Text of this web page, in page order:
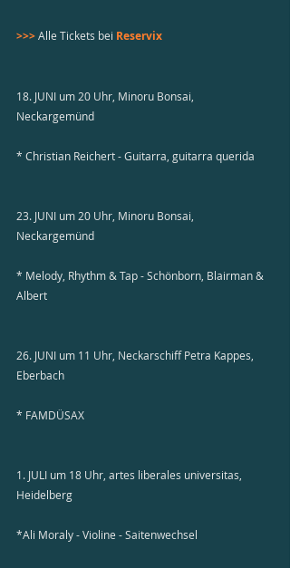
>>> Alle Tickets bei Reservix
18. JUNI um 20 Uhr, Minoru Bonsai,
Neckargemünd
* Christian Reichert - Guitarra, guitarra querida
23. JUNI um 20 Uhr, Minoru Bonsai,
Neckargemünd
* Melody, Rhythm & Tap - Schönborn, Blairman &
Albert
26. JUNI um 11 Uhr, Neckarschiff Petra Kappes,
Eberbach
* FAMDÜSAX
1. JULI um 18 Uhr, artes liberales universitas,
Heidelberg
*Ali Moraly - Violine - Saitenwechsel